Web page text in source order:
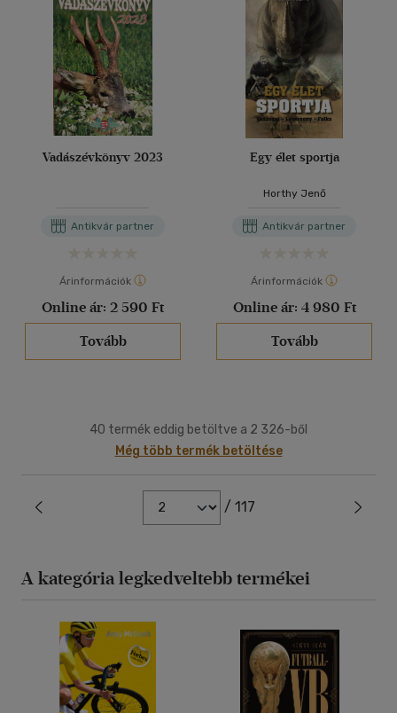
Vadászévkönyv 2023
Antikvár partner
Árinformációk
Online ár: 2 590 Ft
Tovább
Egy élet sportja
Horthy Jenő
Antikvár partner
Árinformációk
Online ár: 4 980 Ft
Tovább
40 termék eddig betöltve a 2 326-ből
Még több termék betöltése
/ 117
A kategória legkedveltebb termékei